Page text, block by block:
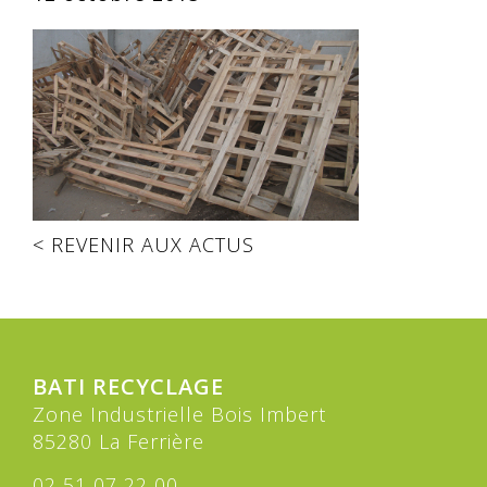
< REVENIR AUX ACTUS
BATI RECYCLAGE
Zone Industrielle Bois Imbert
85280 La Ferrière